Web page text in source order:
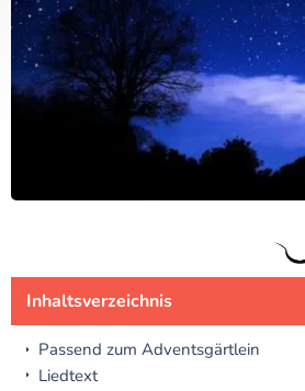
Inhaltsverzeichnis
Passend zum Adventsgärtlein
Liedtext